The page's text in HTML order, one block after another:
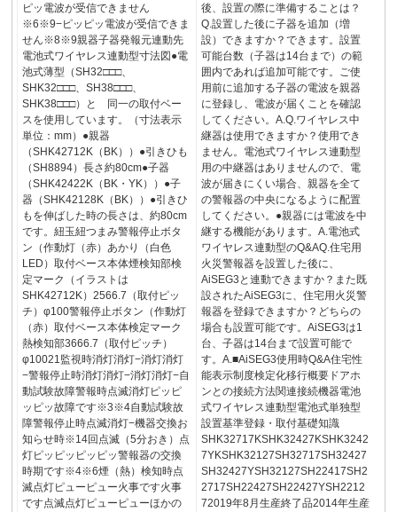
ピッ電波が受信できません
※6※9−ピッピッ電波が受信できま
せん※8※9親器子器発報元連動先
電池式ワイヤレス連動型寸法図●電
池式薄型（SH32□□□、
SHK32□□□、SH38□□□、
SHK38□□□）と 同一の取付ベー
スを使用しています。（寸法表示
単位：mm）●親器
（SHK42712K（BK））●引きひも
（SH8894）長さ約80cm●子器
（SHK42422K（BK・YK））●子
器（SHK42128K（BK））●引きひ
もを伸ばした時の長さは、約80cm
です。紐玉紐つまみ警報停止ボタ
ン（作動灯（赤）あかり（白色
LED）取付ベース本体煙検知部検
定マーク（イラストは
SHK42712K）2566.7（取付ピッ
チ）φ100警報停止ボタン（作動灯
（赤）取付ベース本体検定マーク
熱検知部3666.7（取付ピッチ）
φ10021監視時消灯消灯−消灯消灯
−警報停止時消灯消灯−消灯消灯−自
動試験故障警報時点滅消灯ピッピ
ッピッ故障です※3※4自動試験故
障警報停止時点滅消灯−機器交換お
知らせ時※14回点滅（5分おき）点
灯ピッピッピッピッ警報器の交換
時期です※4※6煙（熱）検知時点
滅点灯ピューピュー火事です火事
です点滅点灯ピューピューほかの
後、設置の際に準備することは？
Q.設置した後に子器を追加（増
設）できますか？できます。設置
可能台数（子器は14台まで）の範
囲内であれば追加可能です。ご使
用前に追加する子器の電波を親器
に登録し、電波が届くことを確認
してください。A.Q.ワイヤレス中
継器は使用できますか？使用でき
ません。電池式ワイヤレス連動型
用の中継器はありませんので、電
波が届きにくい場合、親器を全て
の警報器の中央になるように配置
してください。●親器には電波を中
継する機能があります。A.電池式
ワイヤレス連動型のQ&AQ.住宅用
火災警報器を設置した後に、
AiSEG3と連動できますか？また既
設されたAiSEG3に、住宅用火災警
報器を登録できますか？どちらの
場合も設置可能です。AiSEG3は1
台、子器は14台まで設置可能で
す。A.■AiSEG3使用時Q&A住宅性
能表示制度検定化移行概要ドアホ
ンとの接続方法関連接続機器電池
式ワイヤレス連動型電池式単独型
設置基準登録・取付基礎知識
SHK32717KSHK32427KSHK3242
7YKSHK32127SH32717SH32427
SH32427YSH32127SH22417SH2
2717SH22427SH22427YSH2212
72019年8月生産終了品2014年生産